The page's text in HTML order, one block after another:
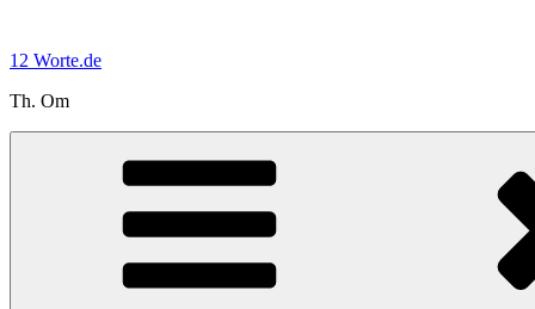
springen
12 Worte.de
Th. Om